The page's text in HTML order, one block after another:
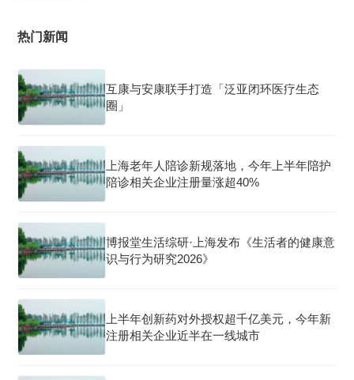
热门新闻
互康与安康联手打造「泛亚闭环医疗生态
圈」
上海老年人陪诊新规落地，今年上半年陪护
陪诊相关企业注册量涨超40%
博报堂生活综研·上海发布《生活者的健康意
识与行为研究2026》
上半年创新药对外授权超千亿美元，今年新
注册相关企业近半在一线城市